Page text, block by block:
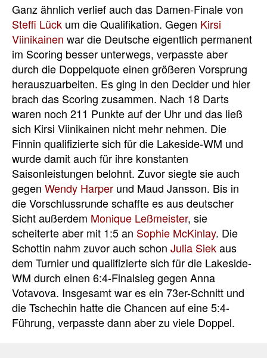
Ganz ähnlich verlief auch das Damen-Finale von
Steffi Lück um die Qualifikation. Gegen Kirsi
Viinikainen war die Deutsche eigentlich permanent
im Scoring besser unterwegs, verpasste aber
durch die Doppelquote einen größeren Vorsprung
herauszuarbeiten. Es ging in den Decider und hier
brach das Scoring zusammen. Nach 18 Darts
waren noch 211 Punkte auf der Uhr und das ließ
sich Kirsi Viinikainen nicht mehr nehmen. Die
Finnin qualifizierte sich für die Lakeside-WM und
wurde damit auch für ihre konstanten
Saisonleistungen belohnt. Zuvor siegte sie auch
gegen Wendy Harper und Maud Jansson. Bis in
die Vorschlussrunde schaffte es aus deutscher
Sicht außerdem Monique Leßmeister, sie
scheiterte aber mit 1:5 an Sophie McKinlay. Die
Schottin nahm zuvor auch schon Julia Siekaus
dem Turnier und qualifizierte sich für die Lakeside-
WM durch einen 6:4-Finalsieg gegen Anna
Votavova. Insgesamt war es ein 73er-Schnitt und
die Tschechin hatte die Chancen auf eine 5:4-
Führung, verpasste dann aber zu viele Doppel.